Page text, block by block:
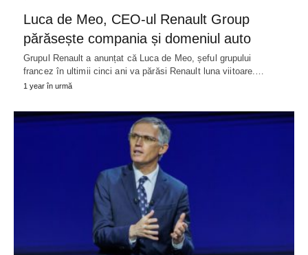
Luca de Meo, CEO-ul Renault Group
părăsește compania și domeniul auto
Grupul Renault a anunțat că Luca de Meo, șeful grupului
francez în ultimii cinci ani va părăsi Renault luna viitoare.…
1 year în urmă